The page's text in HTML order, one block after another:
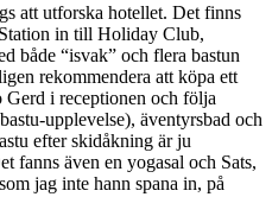
att utforska hotellet. Det finns
in till Holiday Club,
både “isvak” och flera bastun
rekommendera att köpa ett
i receptionen och följa
upplevelse), äventyrsbad och
efter skidåkning är ju
fanns även en yogasal och Sats,
jag inte hann spana in, på